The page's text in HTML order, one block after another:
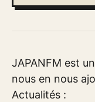
JAPANFM est
nous en nous
Actualités :